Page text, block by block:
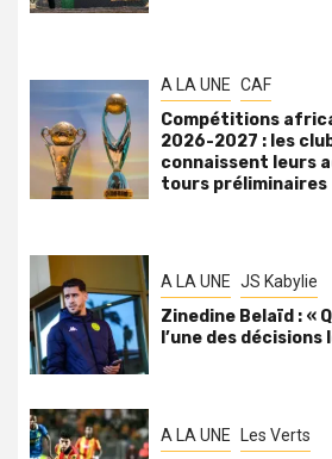
A LA UNE CAF
Compétitions
2026-2027 : les
connaissent leurs
tours préliminaires
A LA UNE JS Kabylie
Zinedine Belaïd : «
l’une des
A LA UNE Les Verts